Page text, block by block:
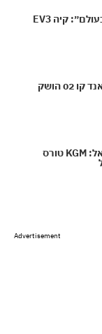
עם התואר ״רכב השנה בעולם״: קיה EV3
BYD Atto 3 קילר? לינק אנד קו 02 הושק
בדרך להגשמת הפוטנציאל: KGM טורס
Advertisement